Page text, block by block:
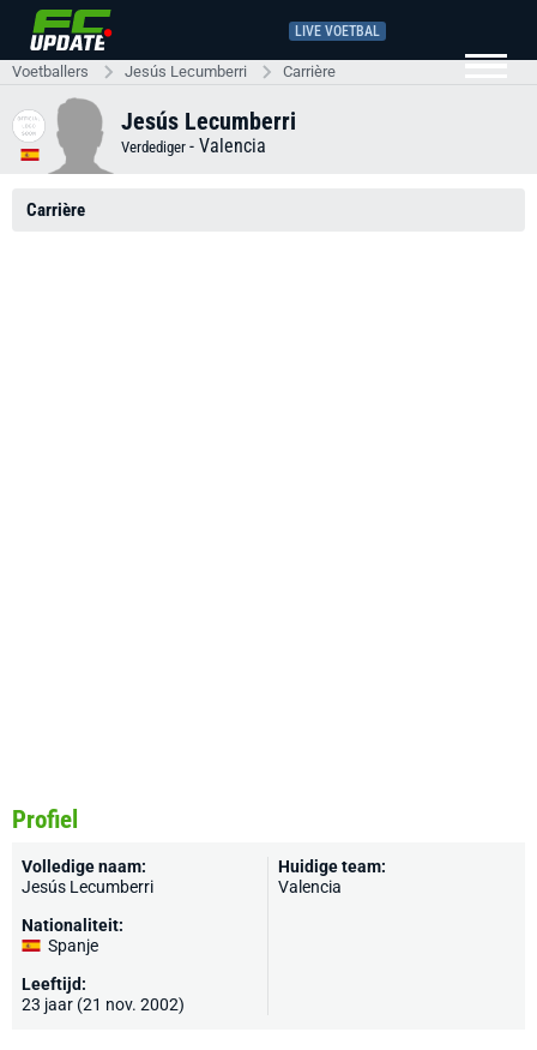
LIVE VOETBAL
Voetballers Jesús Lecumberri Carrière
Jesús Lecumberri
Verdediger - Valencia
Carrière
Profiel
Volledige naam:
Jesús Lecumberri
Nationaliteit:
Spanje
Leeftijd:
23 jaar (21 nov. 2002)
Huidige team:
Valencia